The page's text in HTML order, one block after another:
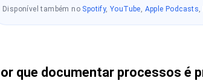
Disponível também no Spotify,YouTube, Apple Podcasts,
que documentar processos é